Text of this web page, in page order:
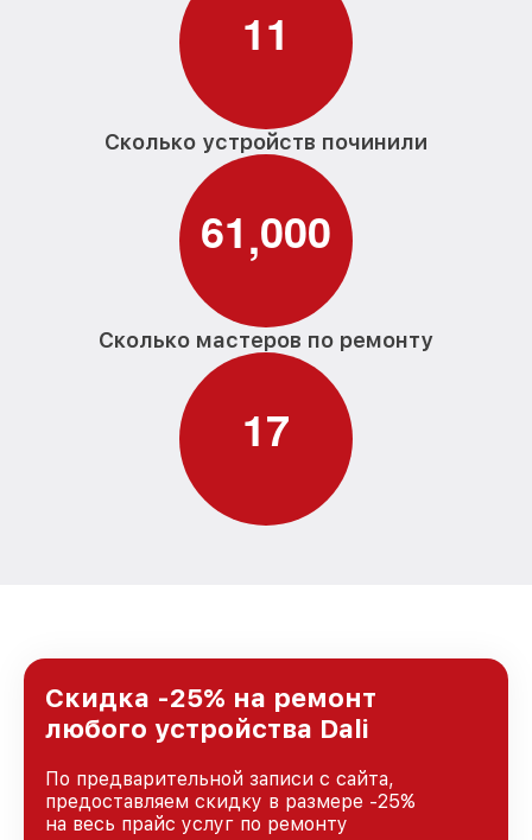
11
Сколько устройств починили
61,000
Сколько мастеров по ремонту
17
Скидка -25% на ремонт
любого устройства Dali
По предварительной записи с сайта,
предоставляем скидку в размере -25%
на весь прайс услуг по ремонту